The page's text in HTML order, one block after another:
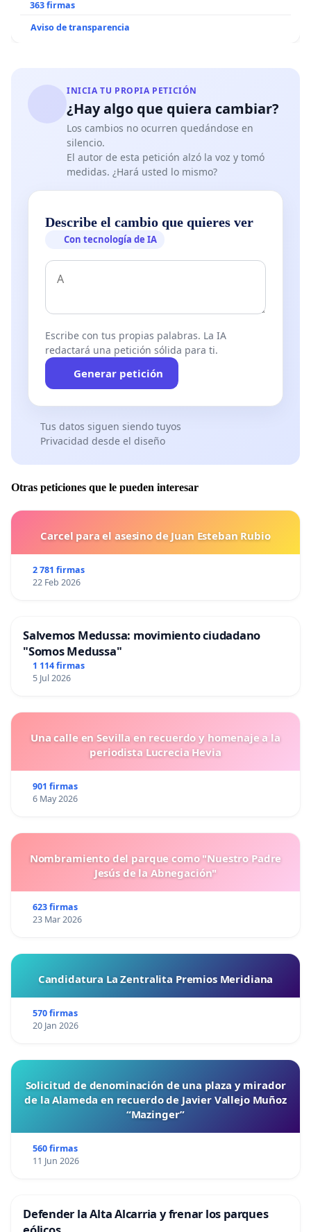
363 firmas
Aviso de transparencia
INICIA TU PROPIA PETICIÓN
¿Hay algo que quiera cambiar?
Los cambios no ocurren quedándose en
silencio.
El autor de esta petición alzó la voz y tomó
medidas. ¿Hará usted lo mismo?
Describe el cambio que quieres ver
Con tecnología de IA
Escribe con tus propias palabras. La IA
redactará una petición sólida para ti.
Generar petición
Tus datos siguen siendo tuyos
Privacidad desde el diseño
Otras peticiones que le pueden interesar
Carcel para el asesino de Juan Esteban Rubio
2 781 firmas
22 Feb 2026
Salvemos Medussa: movimiento ciudadano
"Somos Medussa"
1 114 firmas
5 Jul 2026
Una calle en Sevilla en recuerdo y homenaje a la
periodista Lucrecia Hevia
901 firmas
6 May 2026
Nombramiento del parque como "Nuestro Padre
Jesús de la Abnegación"
623 firmas
23 Mar 2026
Candidatura La Zentralita Premios Meridiana
570 firmas
20 Jan 2026
Solicitud de denominación de una plaza y mirador
de la Alameda en recuerdo de Javier Vallejo Muñoz
“Mazinger”
560 firmas
11 Jun 2026
Defender la Alta Alcarria y frenar los parques